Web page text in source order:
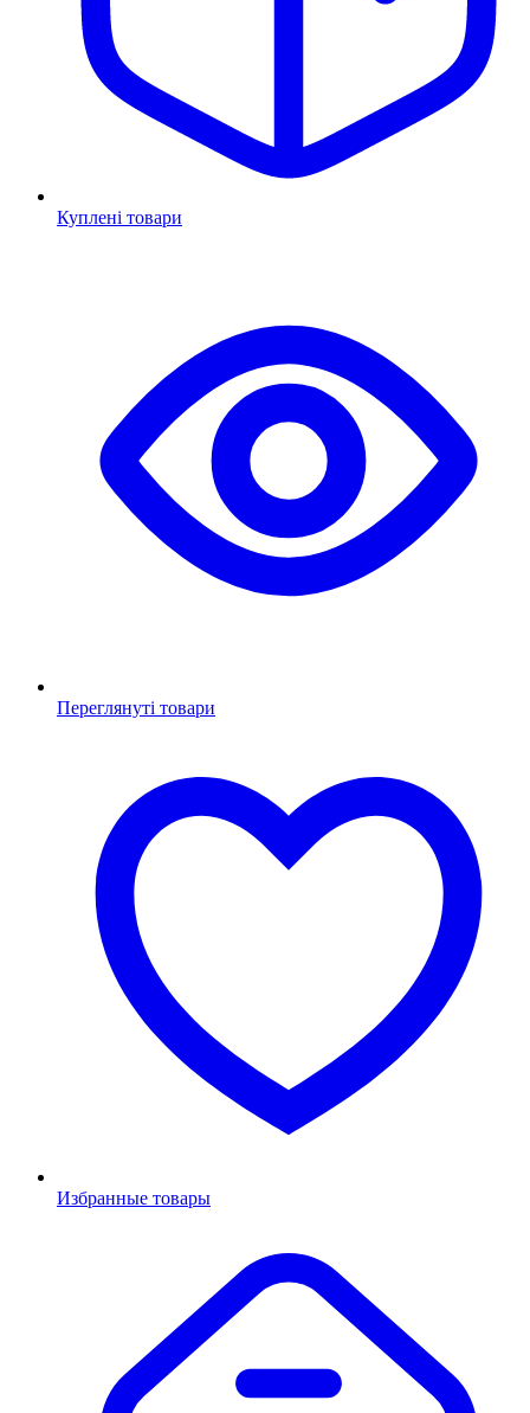
Куплені товари
Переглянуті товари
Избранные товары